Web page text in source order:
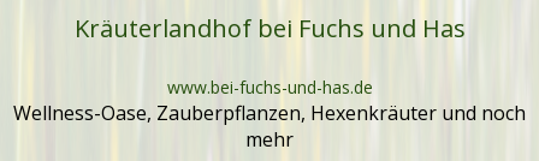
Kräuterlandhof bei Fuchs und Has
www.bei-fuchs-und-has.de
Wellness-Oase, Zauberpflanzen, Hexenkräuter und noch
mehr